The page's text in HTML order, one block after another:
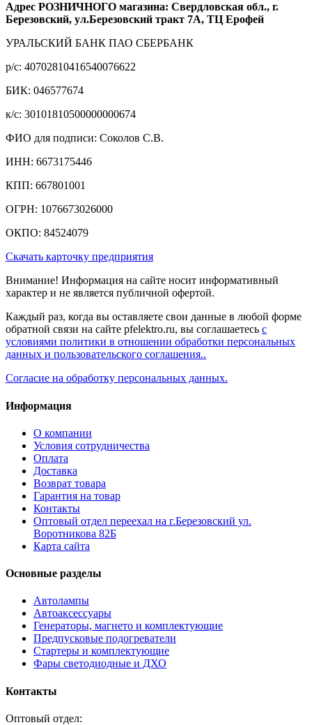
Адрес РОЗНИЧНОГО магазина: Свердловская обл., г.
Березовский, ул.Березовский тракт 7А, ТЦ Ерофей
УРАЛЬСКИЙ БАНК ПАО СБЕРБАНК
р/c: 40702810416540076622
БИК: 046577674
к/c: 30101810500000000674
ФИО для подписи: Соколов С.В.
ИНН: 6673175446
КПП: 667801001
ОГРН: 1076673026000
ОКПО: 84524079
Скачать карточку предприятия
Внимание! Информация на сайте носит информативный
характер и не является публичной офертой.
Каждый раз, когда вы оставляете свои данные в любой форме
обратной связи на сайте pfelektro.ru, вы соглашаетесь с
условиями политики в отношении обработки персональных
данных и пользовательского соглашения..
Согласие на обработку персональных данных.
Информация
О компании
Условия сотрудничества
Оплата
Доставка
Возврат товара
Гарантия на товар
Контакты
Оптовый отдел переехал на г.Березовский ул.
Воротникова 82Б
Карта сайта
Основные разделы
Автолампы
Автоаксессуары
Генераторы, магнето и комплектующие
Предпусковые подогреватели
Стартеры и комплектующие
Фары светодиодные и ДХО
Контакты
Оптовый отдел: